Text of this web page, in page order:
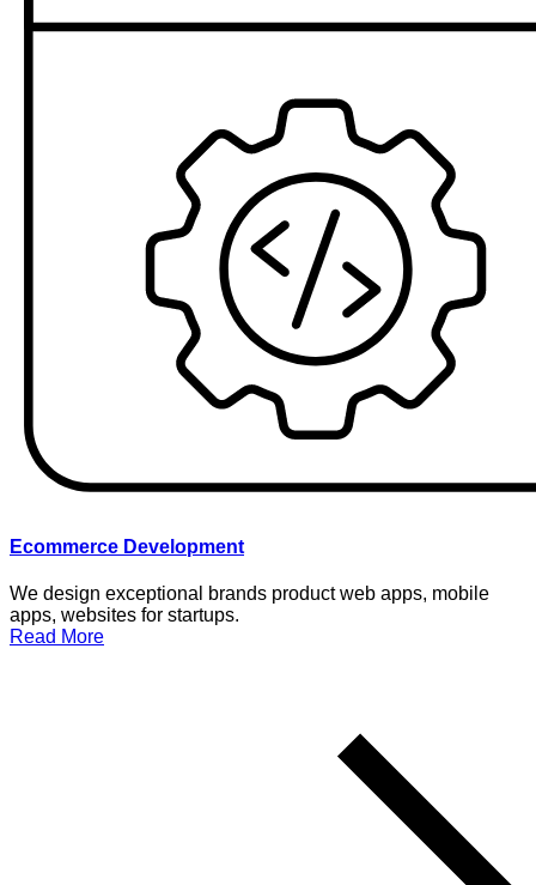
Ecommerce Development
We design exceptional brands product web apps, mobile
apps, websites for startups.
Read More